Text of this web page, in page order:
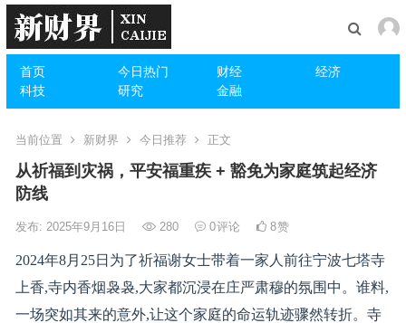
首页 今日热门 财经
经济
科技
研究 金融
当前位置 新财界 今日推荐 正文
从祈福到灾祸，平安福重疾 + 豁免为家庭筑起经济
防线
发布: 2025年9月16日 280 0评论 8赞
2024年8月25日为了祈福谢女士带着一家人前往宁波七塔寺
上香,寺内香烟袅袅,大家都沉浸在庄严肃穆的氛围中。谁料,
一场突如其来的意外,让这个家庭的命运轨迹骤然转折。寺